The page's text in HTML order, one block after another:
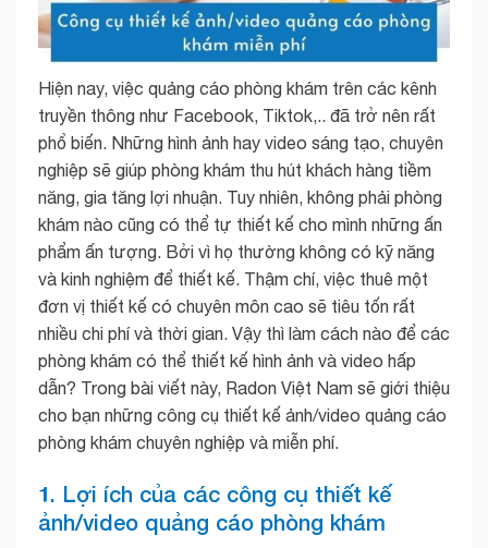
Hiện nay, việc quảng cáo phòng khám trên các kênh
truyền thông như Facebook, Tiktok,.. đã trở nên rất
phổ biến. Những hình ảnh hay video sáng tạo, chuyên
nghiệp sẽ giúp phòng khám thu hút khách hàng tiềm
năng, gia tăng lợi nhuận. Tuy nhiên, không phải phòng
khám nào cũng có thể tự thiết kế cho mình những ấn
phẩm ấn tượng. Bởi vì họ thường không có kỹ năng
và kinh nghiệm để thiết kế. Thậm chí, việc thuê một
đơn vị thiết kế có chuyên môn cao sẽ tiêu tốn rất
nhiều chi phí và thời gian. Vậy thì làm cách nào để các
phòng khám có thể thiết kế hình ảnh và video hấp
dẫn? Trong bài viết này, Radon Việt Nam sẽ giới thiệu
cho bạn những công cụ thiết kế ảnh/video quảng cáo
phòng khám chuyên nghiệp và miễn phí.
1. Lợi ích của các công cụ thiết kế
ảnh/video quảng cáo phòng khám